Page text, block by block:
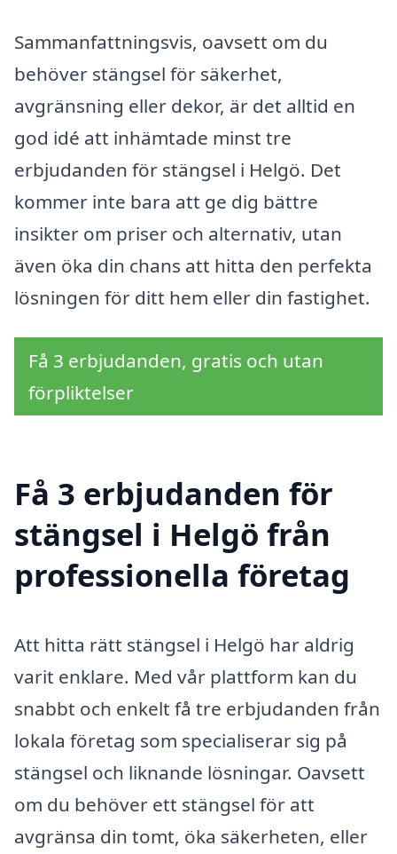
Sammanfattningsvis, oavsett om du
behöver stängsel för säkerhet,
avgränsning eller dekor, är det alltid en
god idé att inhämtade minst tre
erbjudanden för stängsel i Helgö. Det
kommer inte bara att ge dig bättre
insikter om priser och alternativ, utan
även öka din chans att hitta den perfekta
lösningen för ditt hem eller din fastighet.
Få 3 erbjudanden, gratis och utan
förpliktelser
Få 3 erbjudanden för
stängsel i Helgö från
professionella företag
Att hitta rätt stängsel i Helgö har aldrig
varit enklare. Med vår plattform kan du
snabbt och enkelt få tre erbjudanden från
lokala företag som specialiserar sig på
stängsel och liknande lösningar. Oavsett
om du behöver ett stängsel för att
avgränsa din tomt, öka säkerheten, eller